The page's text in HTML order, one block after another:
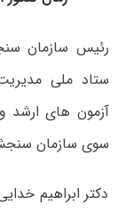
رئیس سازمان
ستاد ملی
آزمون های ارشد
سوی سازمان
دکتر ابراهیم